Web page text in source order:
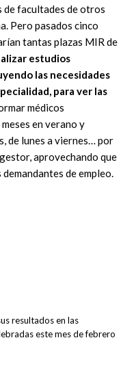
de facultades de otros
Pero pasados cinco
tantas plazas MIR de
estudios
las necesidades
para ver las
médicos
en verano y
de lunes a viernes… por
aprovechando que
de empleo.
resultados en las
este mes de febrero